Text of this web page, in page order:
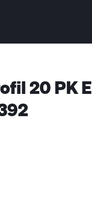
20 PK